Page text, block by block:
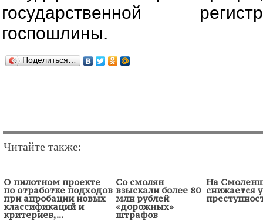
государственной
госпошлины.
Поделиться…
Читайте также:
О пилотном проекте
по отработке подходов
при апробации новых
классификаций и
критериев,...
Со смолян
взыскали более 80
млн рублей
«дорожных»
штрафов
На
снижается